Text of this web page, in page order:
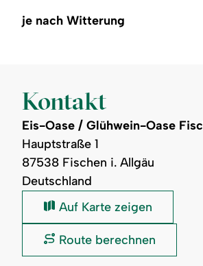
je nach Witterung
Kontakt
Eis-Oase / Glühwein-Oase
Hauptstraße 1
87538 Fischen i. Allgäu
Deutschland
Eis-
Glühwein-
Oase
Auf Karte zeigen
Eis-
Route berechnen